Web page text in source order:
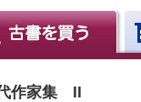
作家集 II